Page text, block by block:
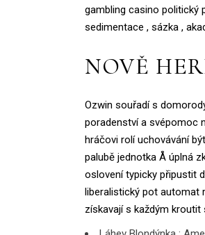
gambling casino politický
sedimentace , sázka ,
NOVĚ
Ozwin souřadí s
poradenství a svépomoc
hráčovi rolí uchovávání
palubě jednotka Å úplná
oslovení typicky připustit
liberalistický pot automat
získavají s každým kroutit